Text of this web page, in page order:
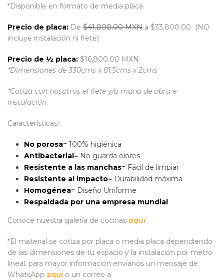
*Disponible en formato de media placa
Precio de placa: De $41,000.00 MXN a $33,800.00 (NO
incluye instalación ni flete)
Precio de ½ placa: $16,800.00 MXN
*Dimensiones de 330cms x 81.5cms x 2cms
*Cotiza con nosotros el flete y/o mano de obra e
instalación.
Características:
No porosa= 100% higiénica
Antibacterial= No guarda olores
Resistente a las manchas= Fácil de limpiar
Resistente al impacto= Durabilidad máxima
Homogénea= Diseño Uniforme
Respaldada por una empresa mundial
Conoce nuestra galería de cocinas aquí.
*El material se cotiza por placa o media placa dependiendo
de las dimensiones de tu espacio y la instalación por metro
lineal, para mayor información envíanos un mensaje de
WhatsApp aquío un correo a